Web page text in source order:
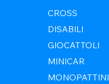
CROSS
DISABILI
GIOCATTOLI
MINICAR
MONOPATTINI